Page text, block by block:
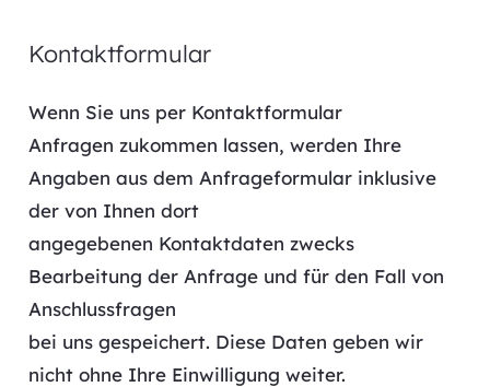
Kontaktformular
Wenn Sie uns per Kontaktformular
Anfragen zukommen lassen, werden Ihre
Angaben aus dem Anfrageformular inklusive
der von Ihnen dort
angegebenen Kontaktdaten zwecks
Bearbeitung der Anfrage und für den Fall von
Anschlussfragen
bei uns gespeichert. Diese Daten geben wir
nicht ohne Ihre Einwilligung weiter.